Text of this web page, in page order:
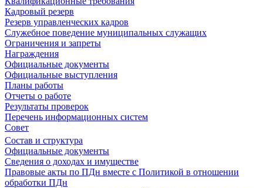
Кадровый резерв
Резерв управленческих кадров
Служебное поведение муниципальных служащих
Ограничения и запреты
Награждения
Официальные документы
Официальные выступления
Планы работы
Отчеты о работе
Результаты проверок
Перечень информационных систем
Совет
Состав и структура
Официальные документы
Сведения о доходах и имуществе
Правовые акты по ПДн вместе с Политикой в отношении
обработки ПДн